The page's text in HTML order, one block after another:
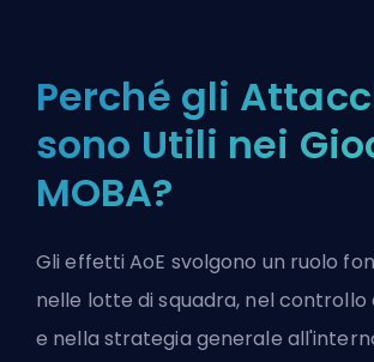
Perché gli
sono Utili nei
MOBA?
Gli effetti AoE svolgono un ruolo
nelle lotte di squadra, nel
e nella strategia generale